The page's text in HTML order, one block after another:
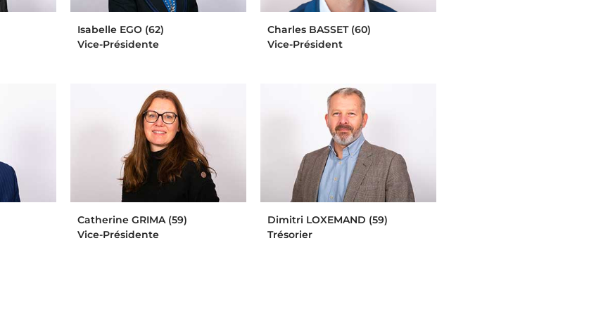
Isabelle EGO (62)
Vice-Présidente
Charles BASSET (60)
Vice-Président
Catherine GRIMA (59)
Vice-Présidente
Dimitri LOXEMAND (59)
Trésorier